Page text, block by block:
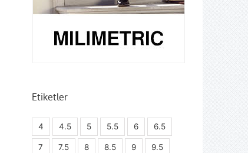
Etiketler
4 4.5 5 5.5 6 6.5
7 7.5 8 8.5 9 9.5